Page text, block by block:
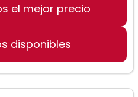
el mejor precio
disponibles